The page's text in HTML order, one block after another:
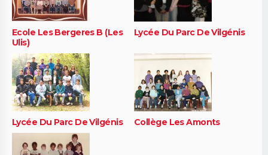
Ecole Les Bergeres B (Les
Ulis)
Lycée Du Parc De Vilgénis
Lycée Du Parc De Vilgénis Collège Les Amonts